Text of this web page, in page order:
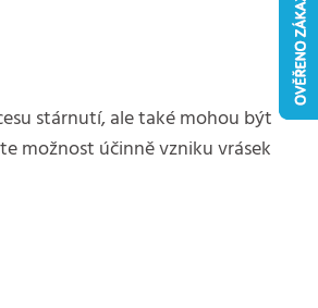
stárnutí, ale také mohou být
možnost účinně vzniku vrásek